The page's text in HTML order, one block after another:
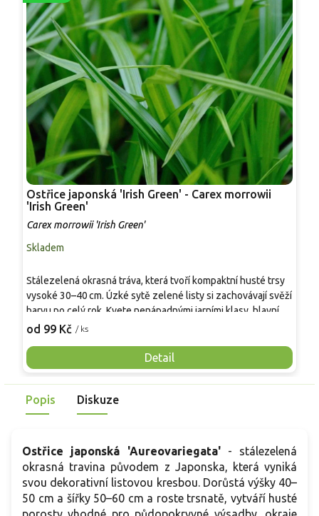
Ostřice japonská 'Irish Green' - Carex morrowii
'Irish Green'
Carex morrowii 'Irish Green'
Skladem
od 99 Kč / ks
Detail
Stálezelená okrasná tráva, která tvoří kompaktní husté trsy
vysoké 30–40 cm. Úzké sytě zelené listy si zachovávají svěží
barvu po celý rok. Kvete nenápadnými jarními klasy, hlavní
ozdobou zůstává elegantní olistění. Lze ji pěstovat v
vypadá vypadá s vyššími trvalkami, travinami nebo okrasnými
dřevinami.
a
Popis Diskuze
Ostřice japonská 'Aureovariegata' - stálezelená
okrasná travina původem z Japonska, která vyniká
svou dekorativní listovou kresbou. Dorůstá výšky 40–
50 cm a šířky 50–60 cm a roste trsnatě, vytváří husté